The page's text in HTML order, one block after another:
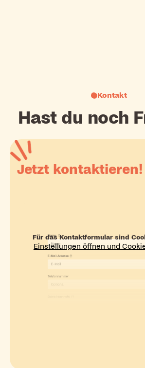
Kontakt
Hast du noch
Jetzt kontaktieren!
Für das Kontaktformular sind
Einstellungen öffnen und